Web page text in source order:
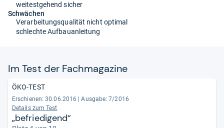
weitestgehend sicher
Schwächen
Verarbeitungsqualität nicht optimal
schlechte Aufbauanleitung
Im Test der Fach­ma­ga­zine
ÖKO-TEST
Erschienen: 30.06.2016
Ausgabe: 7/2016
Details zum Test
„befriedigend“